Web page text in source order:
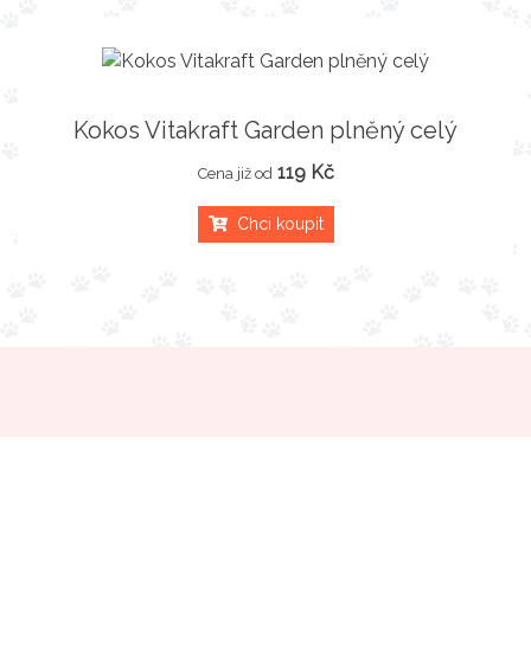
Kokos Vitakraft Garden plněný celý
Cena již od 119 Kč
Chci koupit